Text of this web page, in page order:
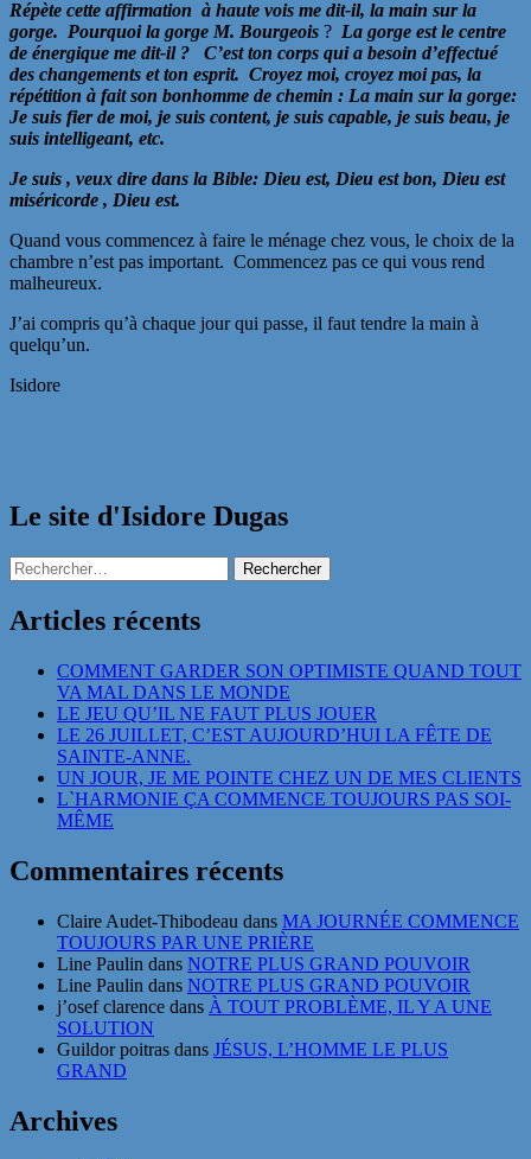
Répète cette affirmation à haute vois me dit-il, la main sur la
gorge. Pourquoi la gorge M. Bourgeois ? La gorge est le centre
de énergique me dit-il ? C’est ton corps qui a besoin d’effectué
des changements et ton esprit. Croyez moi, croyez moi pas, la
répétition à fait son bonhomme de chemin : La main sur la gorge:
Je suis fier de moi, je suis content, je suis capable, je suis beau, je
suis intelligeant, etc.
Je suis , veux dire dans la Bible: Dieu est, Dieu est bon, Dieu est
miséricorde , Dieu est.
Quand vous commencez à faire le ménage chez vous, le choix de la
chambre n’est pas important. Commencez pas ce qui vous rend
malheureux.
J’ai compris qu’à chaque jour qui passe, il faut tendre la main à
quelqu’un.
Isidore
Le site d'Isidore Dugas
Rechercher :
Articles récents
COMMENT GARDER SON OPTIMISTE QUAND TOUT
VA MAL DANS LE MONDE
LE JEU QU’IL NE FAUT PLUS JOUER
LE 26 JUILLET, C’EST AUJOURD’HUI LA FÊTE DE
SAINTE-ANNE.
UN JOUR, JE ME POINTE CHEZ UN DE MES CLIENTS
L`HARMONIE ÇA COMMENCE TOUJOURS PAS SOI-
MÊME
Commentaires récents
Claire Audet-Thibodeau dans MA JOURNÉE COMMENCE
TOUJOURS PAR UNE PRIÈRE
Line Paulin dans NOTRE PLUS GRAND POUVOIR
Line Paulin dans NOTRE PLUS GRAND POUVOIR
j’osef clarence dans À TOUT PROBLÈME, IL Y A UNE
SOLUTION
Guildor poitras dans JÉSUS, L’HOMME LE PLUS
GRAND
Archives